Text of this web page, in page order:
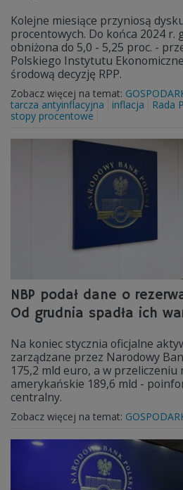
Kolejne miesiące przyniosą
procentowych. Do końca 2024 r.
obniżona do 5,0 - 5,25 proc. -
Polskiego Instytutu
środową decyzję RPP.
Zobacz więcej na temat:
tarcza antyinflacyjna
inflacja
Rada
stopy procentowe
NBP podał dane o
Od grudnia spadła ich
Na koniec stycznia oficjalne
zarządzane przez Narodowy
175,2 mld euro, a w przeliczeniu
amerykańskie 189,6 mld -
centralny.
Zobacz więcej na temat: